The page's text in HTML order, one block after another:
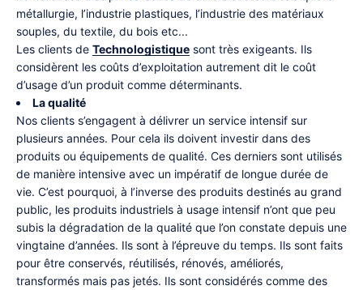
métallurgie, l’industrie plastiques, l’industrie des matériaux
souples, du textile, du bois etc...
Les clients de Technologistique sont très exigeants. Ils
considèrent les coûts d’exploitation autrement dit le coût
d’usage d’un produit comme déterminants.
La qualité
Nos clients s’engagent à délivrer un service intensif sur
plusieurs années. Pour cela ils doivent investir dans des
produits ou équipements de qualité. Ces derniers sont utilisés
de manière intensive avec un impératif de longue durée de
vie. C’est pourquoi, à l’inverse des produits destinés au grand
public, les produits industriels à usage intensif n’ont que peu
subis la dégradation de la qualité que l’on constate depuis une
vingtaine d’années. Ils sont à l’épreuve du temps. Ils sont faits
pour être conservés, réutilisés, rénovés, améliorés,
transformés mais pas jetés. Ils sont considérés comme des